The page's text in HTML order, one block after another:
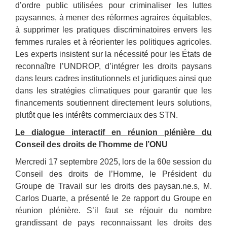
d’ordre public utilisées pour criminaliser les luttes
paysannes, à mener des réformes agraires équitables,
à supprimer les pratiques discriminatoires envers les
femmes rurales et à réorienter les politiques agricoles.
Les experts insistent sur la nécessité pour les États de
reconnaître l’UNDROP, d’intégrer les droits paysans
dans leurs cadres institutionnels et juridiques ainsi que
dans les stratégies climatiques pour garantir que les
financements soutiennent directement leurs solutions,
plutôt que les intérêts commerciaux des STN.
Le dialogue interactif en réunion plénière du
Conseil des droits de l’homme de l’ONU
Mercredi 17 septembre 2025, lors de la 60e session du
Conseil des droits de l’Homme, le Président du
Groupe de Travail sur les droits des paysan.ne.s, M.
Carlos Duarte, a présenté le 2e rapport du Groupe en
réunion plénière. S’il faut se réjouir du nombre
grandissant de pays reconnaissant les droits des